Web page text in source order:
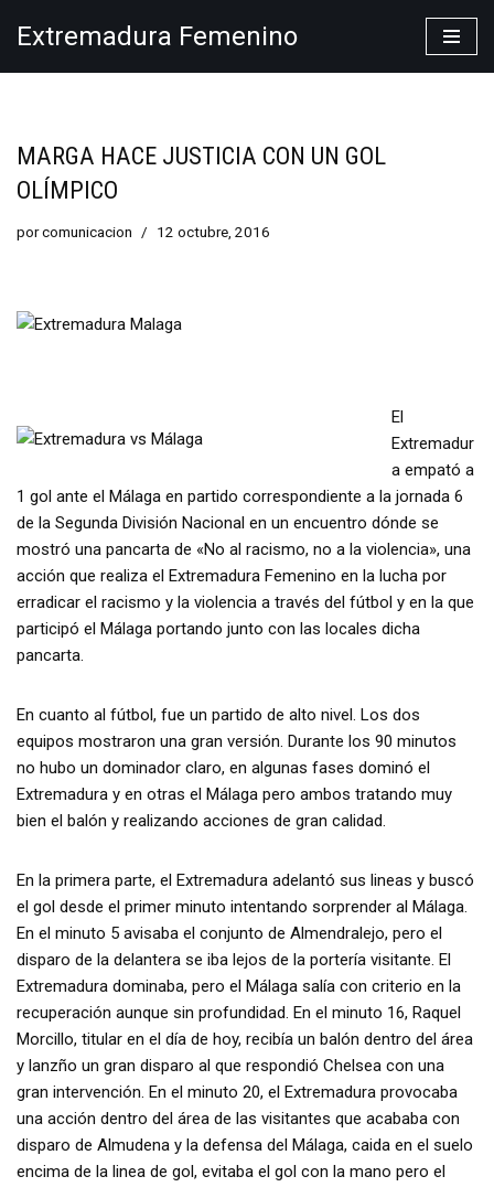
Extremadura Femenino
MARGA HACE JUSTICIA CON UN GOL
OLÍMPICO
porcomunicacion 12 octubre, 2016
El
Extremadur
a empató a
1 gol ante el Málaga en partido correspondiente a la jornada 6
de la Segunda División Nacional en un encuentro dónde se
mostró una pancarta de «No al racismo, no a la violencia», una
acción que realiza el Extremadura Femenino en la lucha por
erradicar el racismo y la violencia a través del fútbol y en la que
participó el Málaga portando junto con las locales dicha
pancarta.
En cuanto al fútbol, fue un partido de alto nivel. Los dos
equipos mostraron una gran versión. Durante los 90 minutos
no hubo un dominador claro, en algunas fases dominó el
Extremadura y en otras el Málaga pero ambos tratando muy
bien el balón y realizando acciones de gran calidad.
En la primera parte, el Extremadura adelantó sus lineas y buscó
el gol desde el primer minuto intentando sorprender al Málaga.
En el minuto 5 avisaba el conjunto de Almendralejo, pero el
disparo de la delantera se iba lejos de la portería visitante. El
Extremadura dominaba, pero el Málaga salía con criterio en la
recuperación aunque sin profundidad. En el minuto 16, Raquel
Morcillo, titular en el día de hoy, recibía un balón dentro del área
y lanzño un gran disparo al que respondió Chelsea con una
gran intervención. En el minuto 20, el Extremadura provocaba
una acción dentro del área de las visitantes que acababa con
disparo de Almudena y la defensa del Málaga, caida en el suelo
encima de la linea de gol, evitaba el gol con la mano pero el